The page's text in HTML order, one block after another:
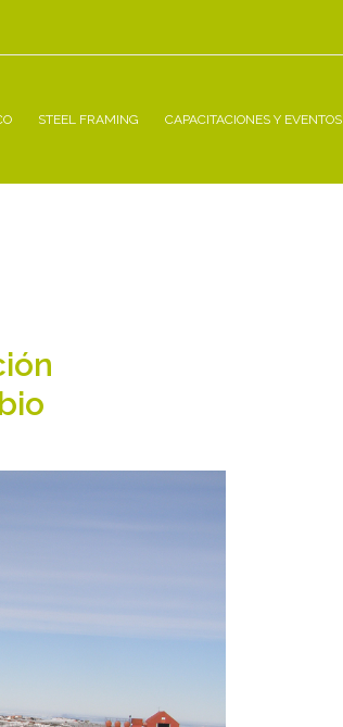
STEEL FRAMING CAPACITACIONES Y EVENTOS